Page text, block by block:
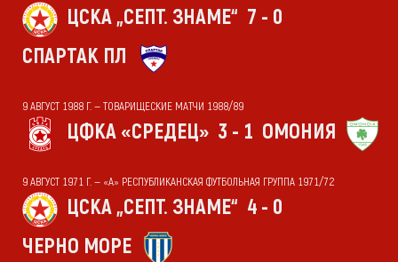
ЦСКА „СЕПТ. ЗНАМЕ“ 7 - 0
СПАРТАК ПЛ
9 АВГУСТ 1988 Г. — ТОВАРИЩЕСКИЕ МАТЧИ 1988/89
ЦФКА «СРЕДЕЦ» 3 - 1 ОМОНИЯ
9 АВГУСТ 1971 Г. — «А» РЕСПУБЛИКАНСКАЯ ФУТБОЛЬНАЯ ГРУППА 1971/72
ЦСКА „СЕПТ. ЗНАМЕ“ 4 - 0
ЧЕРНО МОРЕ